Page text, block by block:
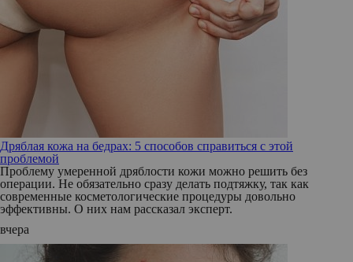
Дряблая кожа на бедрах: 5 способов справиться с этой
проблемой
Проблему умеренной дряблости кожи можно решить без
операции. Не обязательно сразу делать подтяжку, так как
современные косметологические процедуры довольно
эффективны. О них нам рассказал эксперт.
вчера